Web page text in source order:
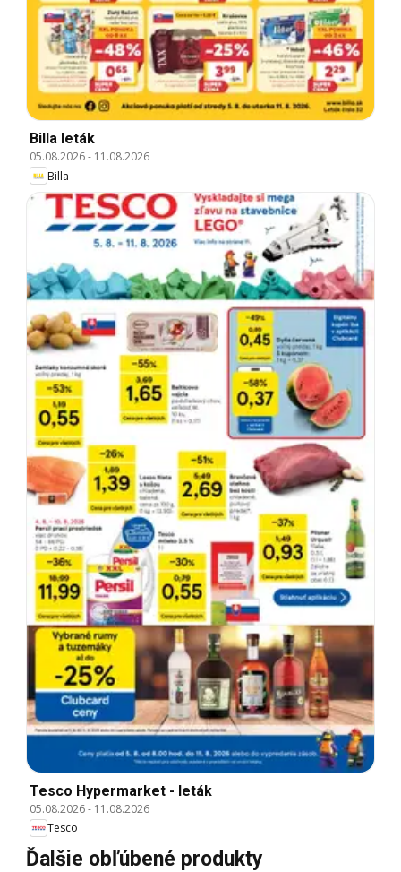
Billa leták
05.08.2026- 11.08.2026
Billa
Tesco Hypermarket - leták
05.08.2026- 11.08.2026
Tesco
Ďalšie obľúbené produkty